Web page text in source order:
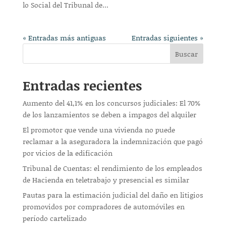
lo Social del Tribunal de...
« Entradas más antiguas
Entradas siguientes »
Buscar
Entradas recientes
Aumento del 41,1% en los concursos judiciales: El 70%
de los lanzamientos se deben a impagos del alquiler
El promotor que vende una vivienda no puede
reclamar a la aseguradora la indemnización que pagó
por vicios de la edificación
Tribunal de Cuentas: el rendimiento de los empleados
de Hacienda en teletrabajo y presencial es similar
Pautas para la estimación judicial del daño en litigios
promovidos por compradores de automóviles en
período cartelizado